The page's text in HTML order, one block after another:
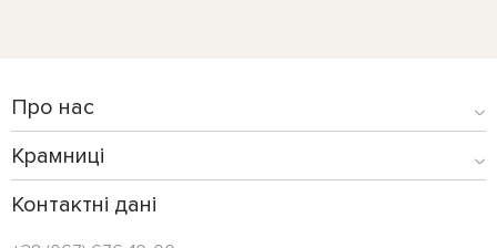
Про нас
Крамниці
Контактні дані